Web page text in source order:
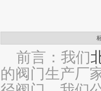
前言：我们
的阀门生产厂